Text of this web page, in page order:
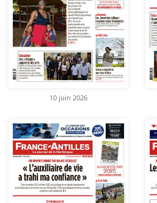
10 juin 2026